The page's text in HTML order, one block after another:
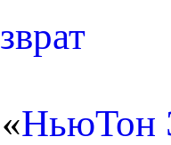
НьюТон